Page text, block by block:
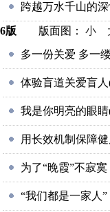
跨越万水千山的
6版 版面图： 小
多一份关爱 多一
体验盲道关爱盲
我是你明亮的眼
用长效机制保障
为了“晚霞”不寂寞
“我们都是一家人”